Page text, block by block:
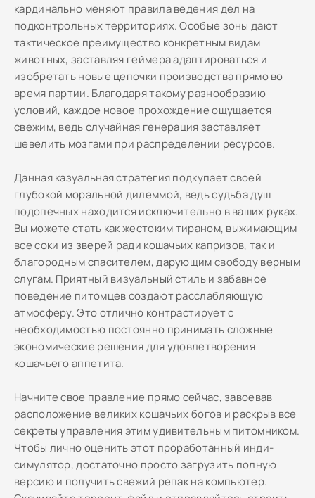
кардинально меняют правила ведения дел на
подконтрольных территориях. Особые зоны дают
тактическое преимущество конкретным видам
животных, заставляя геймера адаптироваться и
изобретать новые цепочки производства прямо во
время партии. Благодаря такому разнообразию
условий, каждое новое прохождение ощущается
свежим, ведь случайная генерация заставляет
шевелить мозгами при распределении ресурсов.
Данная казуальная стратегия подкупает своей
глубокой моральной дилеммой, ведь судьба душ
подопечных находится исключительно в ваших руках.
Вы можете стать как жестоким тираном, выжимающим
все соки из зверей ради кошачьих капризов, так и
благородным спасителем, дарующим свободу верным
слугам. Приятный визуальный стиль и забавное
поведение питомцев создают расслабляющую
атмосферу. Это отлично контрастирует с
необходимостью постоянно принимать сложные
экономические решения для удовлетворения
кошачьего аппетита.
Начните свое правление прямо сейчас, завоевав
расположение великих кошачьих богов и раскрыв все
секреты управления этим удивительным питомником.
Чтобы лично оценить этот проработанный инди-
симулятор, достаточно просто загрузить полную
версию и получить свежий репак на компьютер.